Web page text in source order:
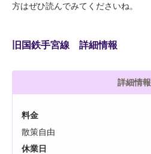
方はぜひ読んでみてくださいね。
旧国鉄手宮線 詳細情報
詳細情報
料金
散策自由
休業日